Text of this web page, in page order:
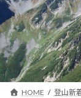
キ
ッ
プ
に
移
動
HOME 登山新